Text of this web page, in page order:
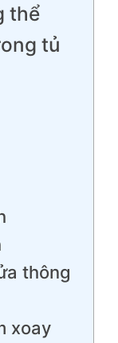
thể
tủ
thông
xoay